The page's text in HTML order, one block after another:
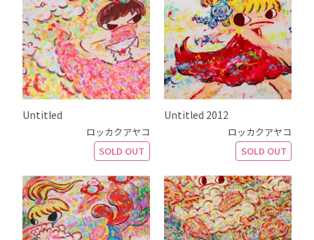
Untitled
ロッカクアヤコ
SOLD OUT
Untitled 2012
ロッカクアヤコ
SOLD OUT